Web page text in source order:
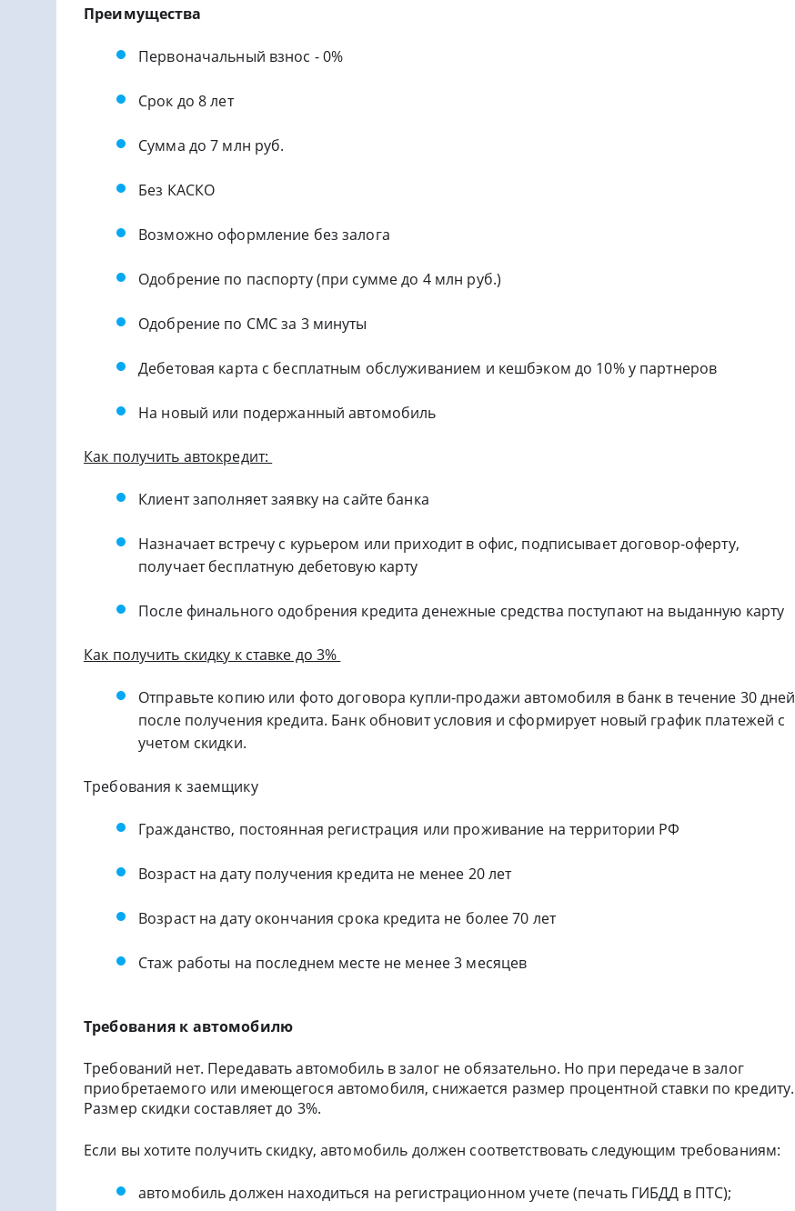
Преимущества
Первоначальный взнос - 0%
Срок до 8 лет
Сумма до 7 млн руб.
Без КАСКО
Возможно оформление без залога
Одобрение по паспорту (при сумме до 4 млн руб.)
Одобрение по СМС за 3 минуты
Дебетовая карта с бесплатным обслуживанием и кешбэком до 10% у партнеров
На новый или подержанный автомобиль
Как получить автокредит:
Клиент заполняет заявку на сайте банка
Назначает встречу с курьером или приходит в офис, подписывает договор-оферту,
получает бесплатную дебетовую карту
После финального одобрения кредита денежные средства поступают на выданную карту
Как получить скидку к ставке до 3%
Отправьте копию или фото договора купли-продажи автомобиля в банк в течение 30 дней
после получения кредита. Банк обновит условия и сформирует новый график платежей с
учетом скидки.
Требования к заемщику
Гражданство, постоянная регистрация или проживание на территории РФ
Возраст на дату получения кредита не менее 20 лет
Возраст на дату окончания срока кредита не более 70 лет
Стаж работы на последнем месте не менее 3 месяцев
Требования к автомобилю
Требований нет. Передавать автомобиль в залог не обязательно. Но при передаче в залог
приобретаемого или имеющегося автомобиля, снижается размер процентной ставки по кредиту.
Размер скидки составляет до 3%.
Если вы хотите получить скидку, автомобиль должен соответствовать следующим требованиям:
автомобиль должен находиться на регистрационном учете (печать ГИБДД в ПТС);